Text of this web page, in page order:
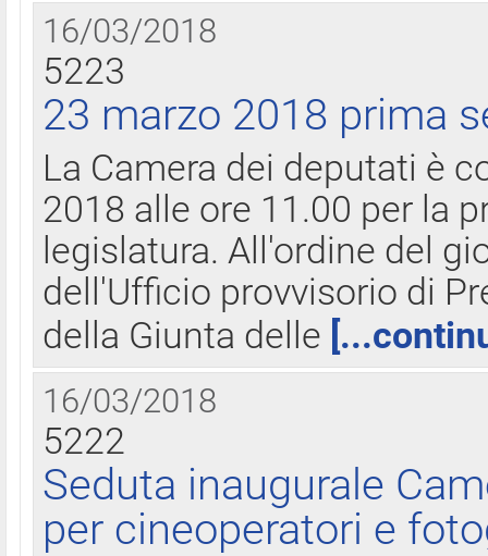
16/03/2018
5223
23 marzo 2018 prima
La Camera dei deputati è
2018 alle ore 11.00 per la
legislatura. All'ordine del
dell'Ufficio provvisorio di
della Giunta delle
16/03/2018
5222
Seduta inaugurale
per cineoperatori e